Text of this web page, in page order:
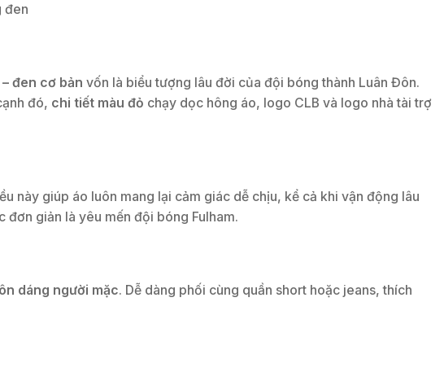
đen
đen cơ bản vốn là biểu tượng lâu đời của đội bóng thành Luân Đôn.
đó, chi tiết màu đỏ chạy dọc hông áo, logo CLB và logo nhà tài trợ
này giúp áo luôn mang lại cảm giác dễ chịu, kể cả khi vận động lâu
giản là yêu mến đội bóng Fulham.
dáng người mặc. Dễ dàng phối cùng quần short hoặc jeans, thích